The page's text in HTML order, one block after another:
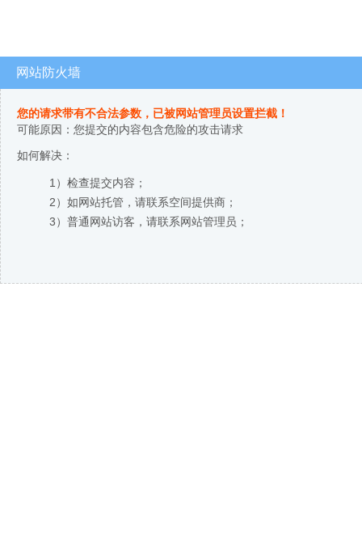
网站防火墙
您的请求带有不合法参数，已被网站管理员设置拦截！
可能原因：您提交的内容包含危险的攻击请求
如何解决：
1）检查提交内容；
2）如网站托管，请联系空间提供商；
3）普通网站访客，请联系网站管理员；